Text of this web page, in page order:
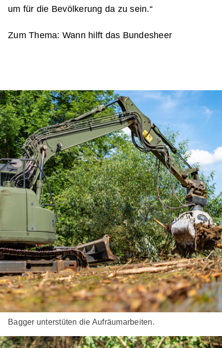
um für die Bevölkerung da zu sein.“
Zum Thema: Wann hilft das Bundesheer
Bagger unterstüten die Aufräumarbeiten.